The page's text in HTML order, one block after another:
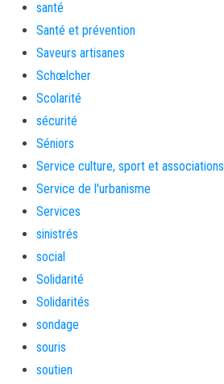
santé
Santé et prévention
Saveurs artisanes
Schœlcher
Scolarité
sécurité
Séniors
Service culture, sport et associations
Service de l'urbanisme
Services
sinistrés
social
Solidarité
Solidarités
sondage
souris
soutien